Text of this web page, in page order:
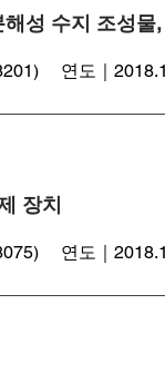
성 수지 조성
연도｜
장치
연도｜